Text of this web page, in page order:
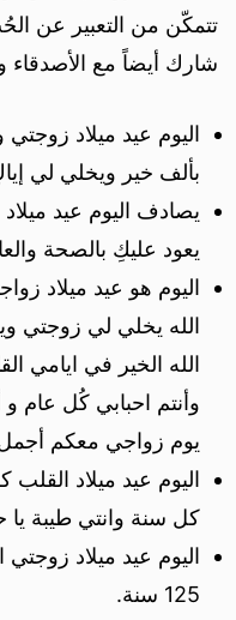
تتمكّن من التعبير عن
شارك أيضاً مع الأصدقاء
اليوم عيد ميلاد
بألف خير ويخلي لي
يصادف اليوم عيد
يعود عليكِ بالصحة والعافية عقبا
اليوم هو عيد ميلاد
الله يخلي لي زوجتي
الله الخير في ايامي
وأنتم احبابي كُل عام
يوم زواجي معكم
اليوم عيد ميلاد القلب
كل سنة وانتي طيبة يا
اليوم عيد ميلاد زوجتي
125 سنة.